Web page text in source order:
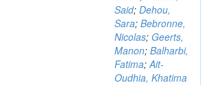
Said; Dehou,
Sara; Bebronne,
Nicolas; Geerts,
Manon; Balharbi,
Fatima;Ait-
Oudhia, Khatima